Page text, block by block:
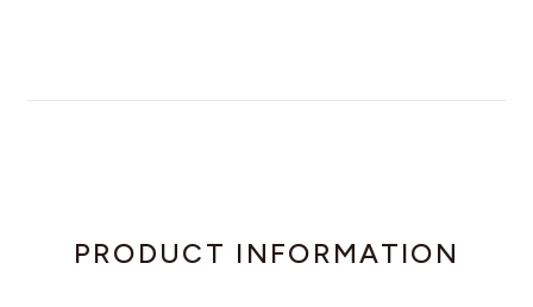
PRODUCT INFORMATION